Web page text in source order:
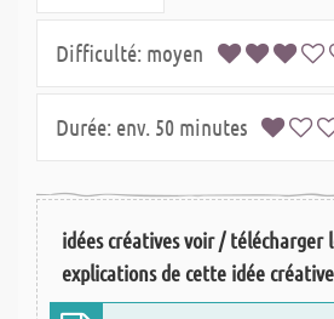
Difficulté: moyen
Durée: env. 50 minutes
idées créatives voir / télécharger
explications de cette idée créative